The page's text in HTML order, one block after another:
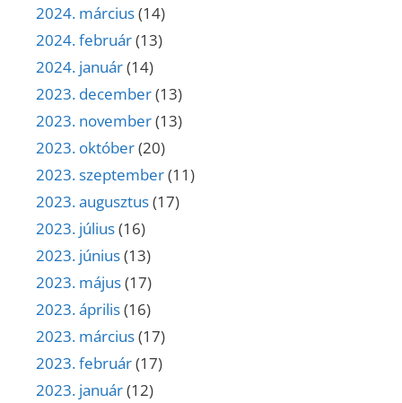
2024. március(14)
2024. február(13)
2024. január(14)
2023. december(13)
2023. november(13)
2023. október(20)
2023. szeptember(11)
2023. augusztus(17)
2023. július(16)
2023. június(13)
2023. május(17)
2023. április(16)
2023. március(17)
2023. február(17)
2023. január(12)